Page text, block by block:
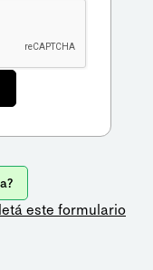
este formulario